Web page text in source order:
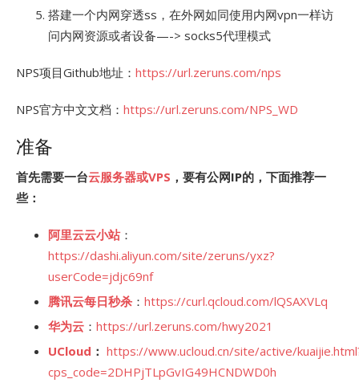
搭建一个内网穿透ss，在外网如同使用内网vpn一样访
问内网资源或者设备—-> socks5代理模式
NPS项目Github地址： https://url.zeruns.com/nps
NPS官方中文文档： https://url.zeruns.com/NPS_WD
准备
首先需要一台云服务器或VPS ，要有公网IP的，下面推荐一
些：
阿里云云小站：
https://dashi.aliyun.com/site/zeruns/yxz?
userCode=jdjc69nf
腾讯云每日秒杀 ： https://curl.qcloud.com/lQSAXVLq
华为云 ： https://url.zeruns.com/hwy2021
UCloud ： https://www.ucloud.cn/site/active/
cps_code=2DHPjTLpGvIG49HCNDWD0h